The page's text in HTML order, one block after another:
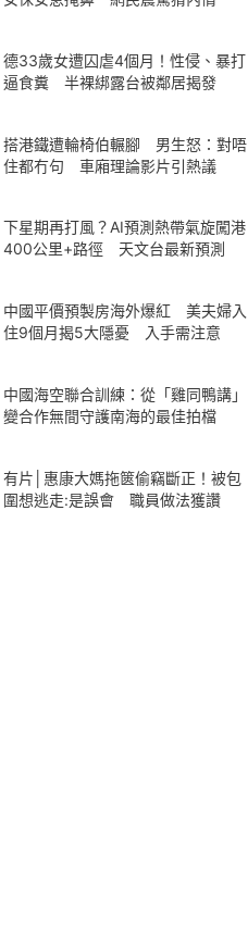
德33歲女遭囚虐4個月！性侵、暴打
逼食糞 半裸綁露台被鄰居揭發
搭港鐵遭輪椅伯輾腳 男生怒：對唔
住都冇句 車廂理論影片引熱議
下星期再打風？AI預測熱帶氣旋闖港
400公里+路徑 天文台最新預測
中國平價預製房海外爆紅 美夫婦入
住9個月揭5大隱憂 入手需注意
中國海空聯合訓練：從「雞同鴨講」
變合作無間守護南海的最佳拍檔
有片│惠康大媽拖篋偷竊斷正！被包
圍想逃走:是誤會 職員做法獲讚